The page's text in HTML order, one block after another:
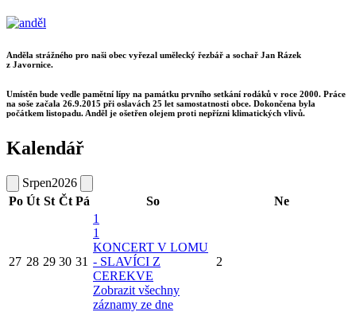
Anděla strážného pro naši obec vyřezal umělecký řezbář a sochař Jan Rázek
z Javornice.
Umístěn bude vedle pamětní lípy na památku prvního setkání rodáků v roce 2000. Práce
na soše začala 26.9.2015 při oslavách 25 let samostatnosti obce. Dokončena byla
počátkem listopadu. Anděl je ošetřen olejem proti nepřízni klimatických vlivů.
Kalendář
Srpen2026
Po Út St Čt Pá So Ne
27 28 29 30 31
1
1
KONCERT V LOMU
- SLAVÍCI Z
CEREKVE
Zobrazit všechny
záznamy ze dne
2